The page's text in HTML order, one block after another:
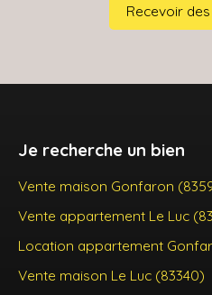
Recevoir
Je recherche un bien
Vente maison Gonfaron
Vente appartement Le Luc
Location appartement
Vente maison Le Luc (83340)